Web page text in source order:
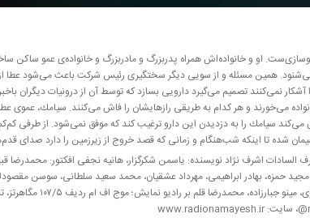
او و خانواده‌اش همراه پدربزرگ و مادربزرگ و خانواده‌ی عمو ساكن
همین مسئله و از سویی دیگر سختگیری رئیس شركت باعث می‌شود عطا از
آشكار نمی‌كنند تصمیم می‌گیرد دارویی بسازد كه توسط آن از درونیات دیگران
می‌خورند و هر كدام به طریقی رازهایشان را فاش می‌كنند. سیامك،
سیامك را به دزدیدن این دارو ترغیب كند كه موفق نمی‌شود. از طرفی كم‌كم
شده تا اینكه شب‌هنگام و زمانی كه قصد خروج از زیرزمین را دارد صدای
السادات اشرف نژاد نویسنده: یاسمن شكرگزار، هانیه نجفی افكتور: محمدرضا
مجید حمزه، بهادر ابراهیمی، مهرداد عشقیان، محمد سعید سلطانی، سوسن